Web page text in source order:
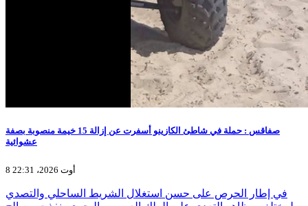
صفاقس : حملة في شاطئ الكازينو أسفرت عن إزالة 15 خيمة منصوبة بصفة
عشوائية
8 أوت 2026، 22:31
في إطار الحرص على حسن استغلال الشريط الساحلي والتصدي